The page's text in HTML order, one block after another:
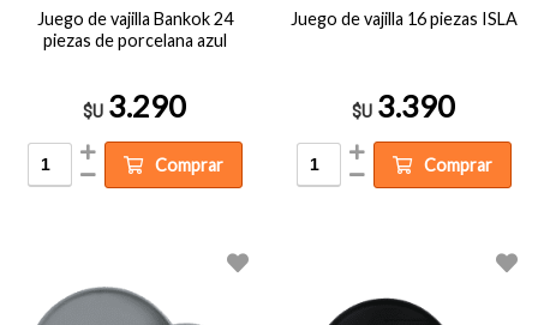
Juego de vajilla Bankok 24
piezas de porcelana azul
$U 3.290
Comprar
Juego de vajilla 16 piezas ISLA
$U 3.390
Comprar